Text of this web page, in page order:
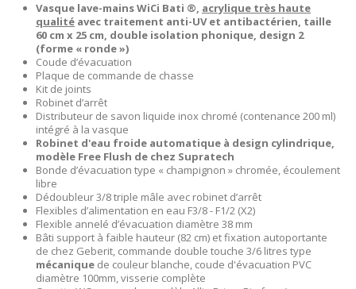
Vasque lave-mains WiCi Bati ®, acrylique très haute
qualité avec traitement anti-UV et antibactérien, taille
60 cm x 25 cm, double isolation phonique, design 2
(forme « ronde »)
Coude d’évacuation
Plaque de commande de chasse
Kit de joints
Robinet d’arrêt
Distributeur de savon liquide inox chromé (contenance 200 ml)
intégré à la vasque
Robinet d'eau froide automatique à design cylindrique,
modèle Free Flush de chez Supratech
Bonde d’évacuation type « champignon » chromée, écoulement
libre
Dédoubleur 3/8 triple mâle avec robinet d’arrêt
Flexibles d’alimentation en eau F3/8 - F1/2 (X2)
Flexible annelé d’évacuation diamètre 38 mm
Bâti support à faible hauteur (82 cm) et fixation autoportante
de chez Geberit, commande double touche 3/6 litres type
mécanique de couleur blanche, coude d'évacuation PVC
diamètre 100mm, visserie complète